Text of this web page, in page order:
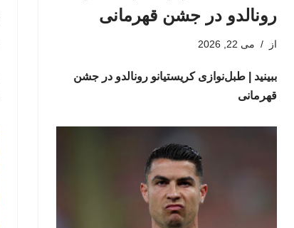
رونالدو در جشن قهرمانی
از می 22, 2026
ببینید | طبل‌نوازی کریستیانو رونالدو در جشن
قهرمانی